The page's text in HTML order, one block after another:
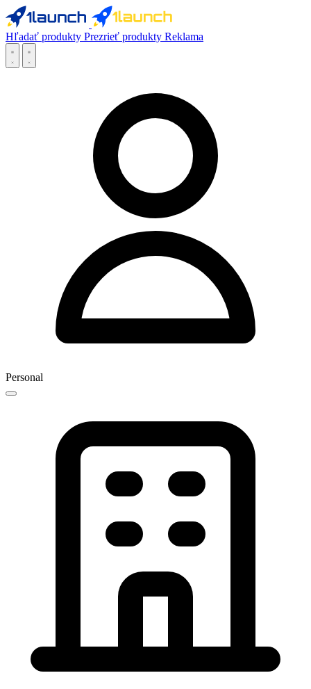
Hľadať produkty Prezrieť produkty Reklama
Personal